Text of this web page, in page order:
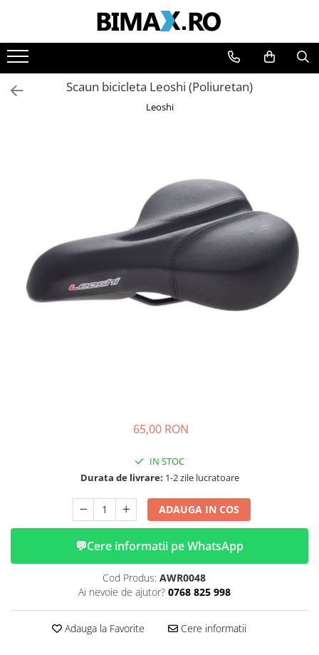
Toate Produsele
Triciclete Electrice
⬇ TIPURI
➔ Cu Cabina
➔ Cu Cabina fara Permis
➔ Cu Cabina Inchisa
➔ Cu Remorca
PIESE DE SCHIMB
Incarcatoare
Scaun bicicleta Leoshi (Poliuretan)
Leoshi
65,00 RON
IN STOC
Durata de livrare: 1-2 zile lucratoare
ADAUGA IN COS
💬Cere informatii pe WhatsApp
Cod Produs: AWR0048
Ai nevoie de ajutor? 0768 825 998
Adauga la Favorite Cere informatii